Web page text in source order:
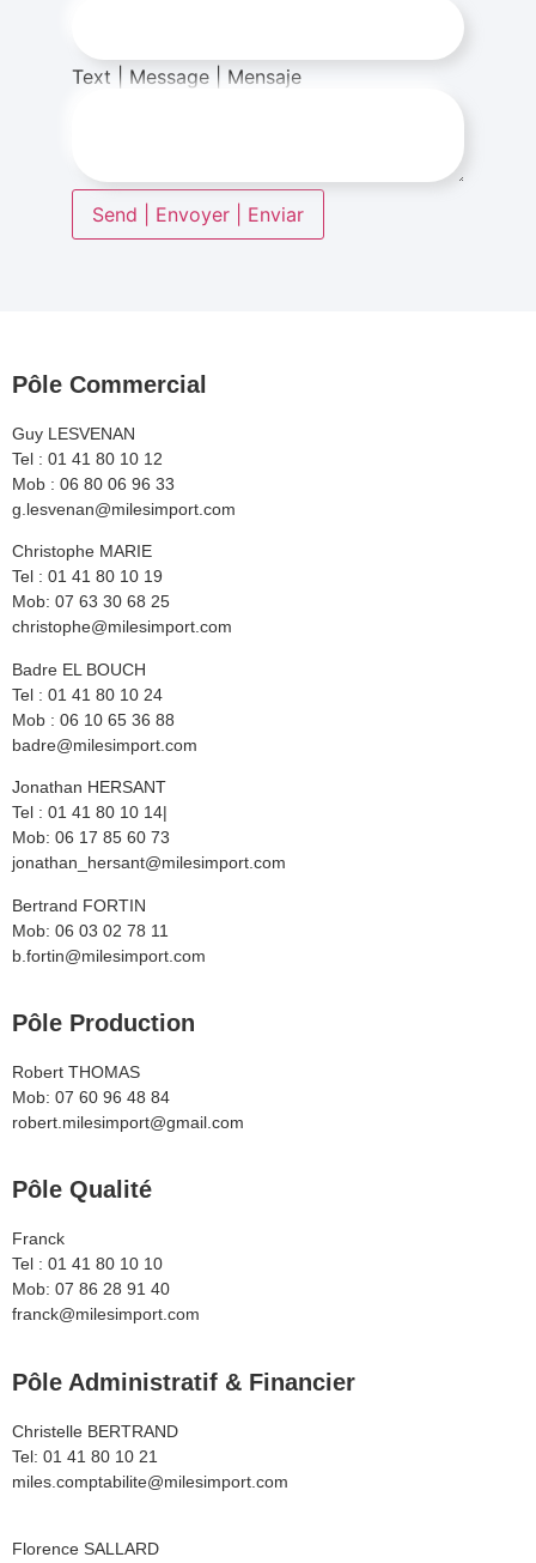
Text | Message | Mensaje
Send | Envoyer | Enviar
Pôle Commercial
Guy LESVENAN
Tel : 01 41 80 10 12
Mob : 06 80 06 96 33
g.lesvenan@milesimport.com
Christophe MARIE
Tel : 01 41 80 10 19
Mob: 07 63 30 68 25
christophe@milesimport.com
Badre EL BOUCH
Tel : 01 41 80 10 24
Mob : 06 10 65 36 88
badre@milesimport.com
Jonathan HERSANT
Tel : 01 41 80 10 14|
Mob: 06 17 85 60 73
jonathan_hersant@milesimport.com
Bertrand FORTIN
Mob: 06 03 02 78 11
b.fortin@milesimport.com
Pôle Production
Robert THOMAS
Mob: 07 60 96 48 84
robert.milesimport@gmail.com
Pôle Qualité
Franck
Tel : 01 41 80 10 10
Mob: 07 86 28 91 40
franck@milesimport.com
Pôle Administratif & Financier
Christelle BERTRAND
Tel: 01 41 80 10 21
miles.comptabilite@milesimport.com
Florence SALLARD